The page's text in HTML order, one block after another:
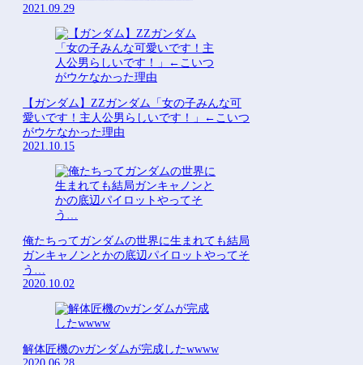
2021.09.29
【ガンダム】ZZガンダム「女の子みんな可
愛いです！主人公男らしいです！」←こいつ
がウケなかった理由
2021.10.15
俺たちってガンダムの世界に生まれても結局
ガンキャノンとかの底辺パイロットやってそ
う…
2020.10.02
解体匠機のνガンダムが完成したwwww